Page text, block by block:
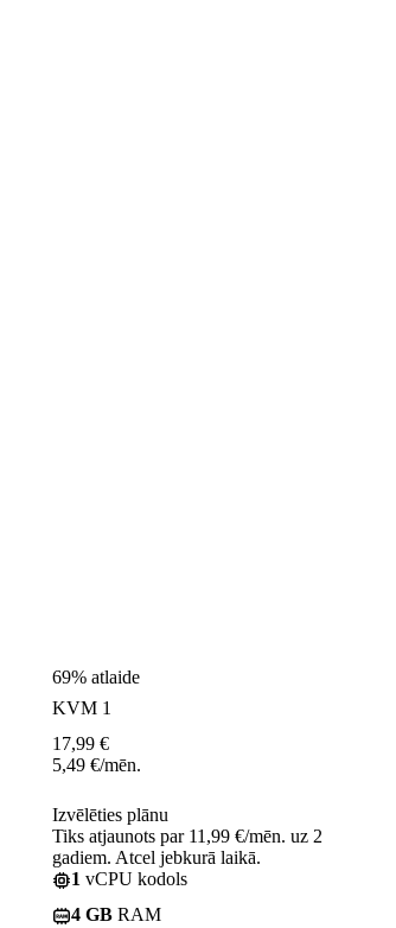
69% atlaide
KVM 1
17,99 €
5,49 €/mēn.
Izvēlēties plānu
Tiks atjaunots par 11,99 €/mēn. uz 2
gadiem. Atcel jebkurā laikā.
1 vCPU kodols
4 GB RAM